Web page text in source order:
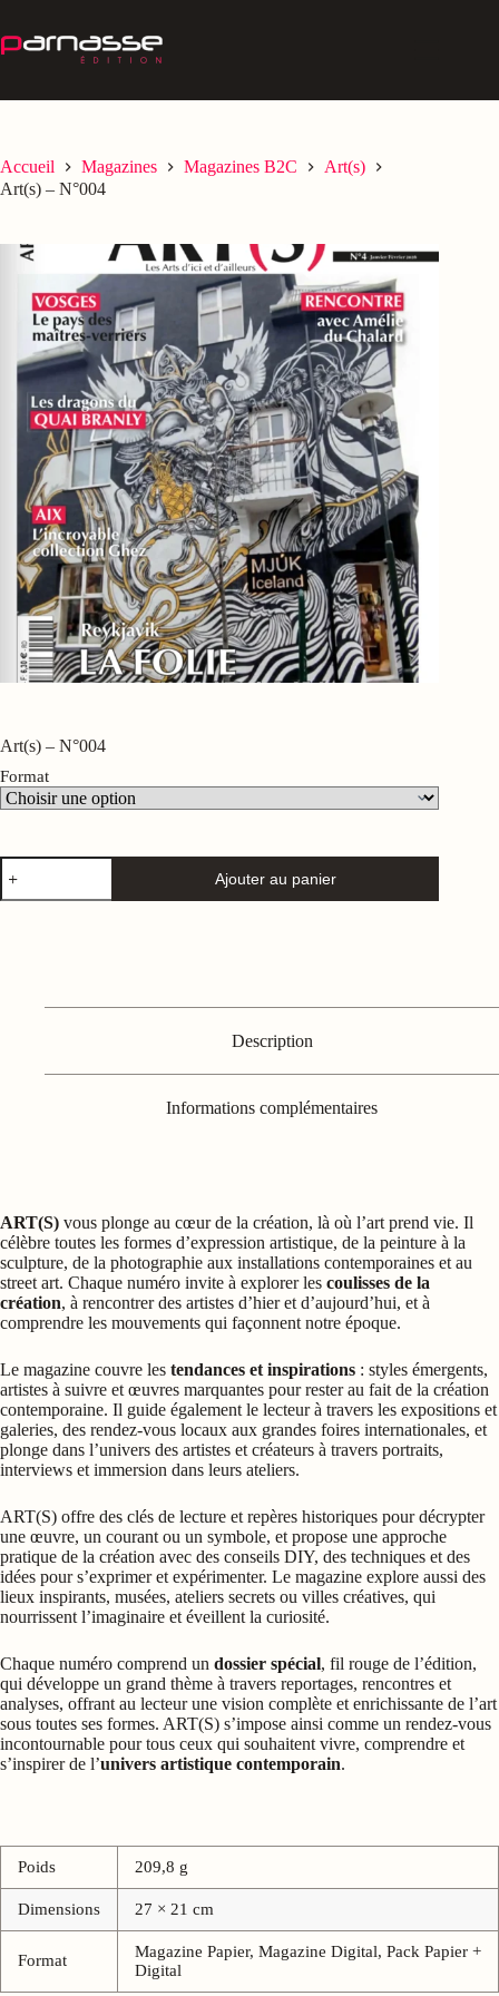
contenu
Accueil Magazines Magazines B2C
Art(s)
Art(s) – N°004
Art(s) – N°004
Format
quantité
de
Art(s)
Ajouter au panier
Description
Informations complémentaires
ART(S) vous plonge au cœur de la création, là où l’art prend vie. Il
célèbre toutes les formes d’expression artistique, de la peinture à la
sculpture, de la photographie aux installations contemporaines et au
street art. Chaque numéro invite à explorer les coulisses de la
création, à rencontrer des artistes d’hier et d’aujourd’hui, et à
comprendre les mouvements qui façonnent notre époque.
Le magazine couvre les tendances et inspirations : styles émergents,
artistes à suivre et œuvres marquantes pour rester au fait de la création
contemporaine. Il guide également le lecteur à travers les expositions et
galeries, des rendez-vous locaux aux grandes foires internationales, et
plonge dans l’univers des artistes et créateurs à travers portraits,
interviews et immersion dans leurs ateliers.
ART(S) offre des clés de lecture et repères historiques pour décrypter
une œuvre, un courant ou un symbole, et propose une approche
pratique de la création avec des conseils DIY, des techniques et des
idées pour s’exprimer et expérimenter. Le magazine explore aussi des
lieux inspirants, musées, ateliers secrets ou villes créatives, qui
nourrissent l’imaginaire et éveillent la curiosité.
Chaque numéro comprend un dossier spécial, fil rouge de l’édition,
qui développe un grand thème à travers reportages, rencontres et
analyses, offrant au lecteur une vision complète et enrichissante de l’art
sous toutes ses formes. ART(S) s’impose ainsi comme un rendez-vous
incontournable pour tous ceux qui souhaitent vivre, comprendre et
s’inspirer de l’univers artistique contemporain.
Poids 209,8 g
Dimensions 27 × 21 cm
Format
Magazine Papier, Magazine Digital, Pack Papier +
Digital